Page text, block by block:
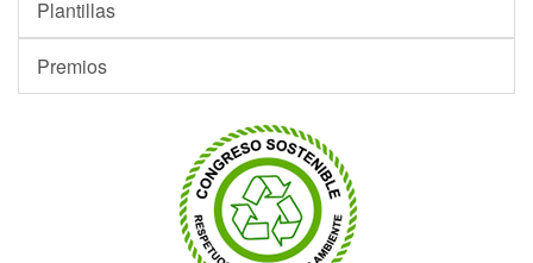
Plantillas
Premios